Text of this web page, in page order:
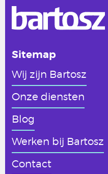
Sitemap
Wij zijn Bartosz
Onze diensten
Blog
Werken bij Bartosz
Contact